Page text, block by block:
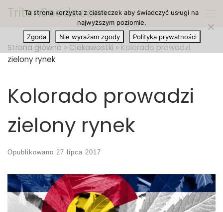
Przejdź do treści
TritonSeeds.com
Strona główna » Ciekawostki » Kolorado prowadzi
zielony rynek
Kolorado prowadzi
zielony rynek
Opublikowano 27 lipca 2017
Ta strona korzysta z ciasteczek aby świadczyć usługi na
najwyższym poziomie.
Zgoda
Nie wyrażam zgody Polityka prywatności